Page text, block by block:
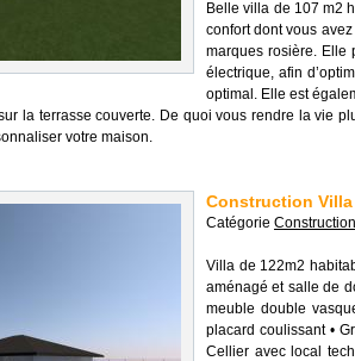
Belle villa de 107 m2
confort dont vous
marques rosière. Elle
électrique, afin
optimal. Elle est
la terrasse couverte. De quoi vous rendre la vie
votre maison.
Construction
Catégorie
Villa de 122m2
aménagé et salle de
meuble double
placard coulissant •
Cellier avec local